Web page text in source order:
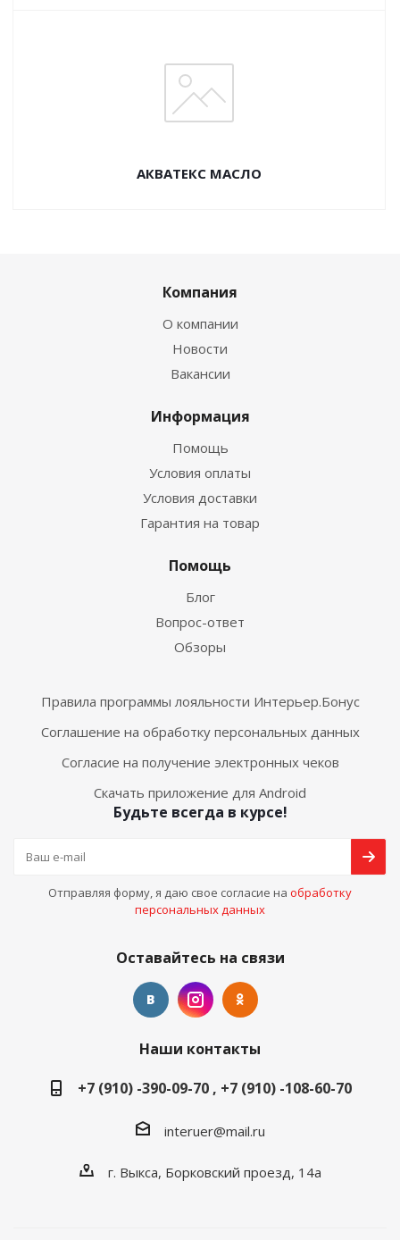
АКВАТЕКС МАСЛО
Компания
О компании
Новости
Вакансии
Информация
Помощь
Условия оплаты
Условия доставки
Гарантия на товар
Помощь
Блог
Вопрос-ответ
Обзоры
Правила программы лояльности Интерьер.Бонус
Соглашение на обработку персональных данных
Согласие на получение электронных чеков
Скачать приложение для Android
Будьте всегда в курсе!
Отправляя форму, я даю свое согласие на обработку
персональных данных
Оставайтесь на связи
Наши контакты
+7 (910) -390-09-70 , +7 (910) -108-60-70
interuer@mail.ru
г. Выкса, Борковский проезд, 14а